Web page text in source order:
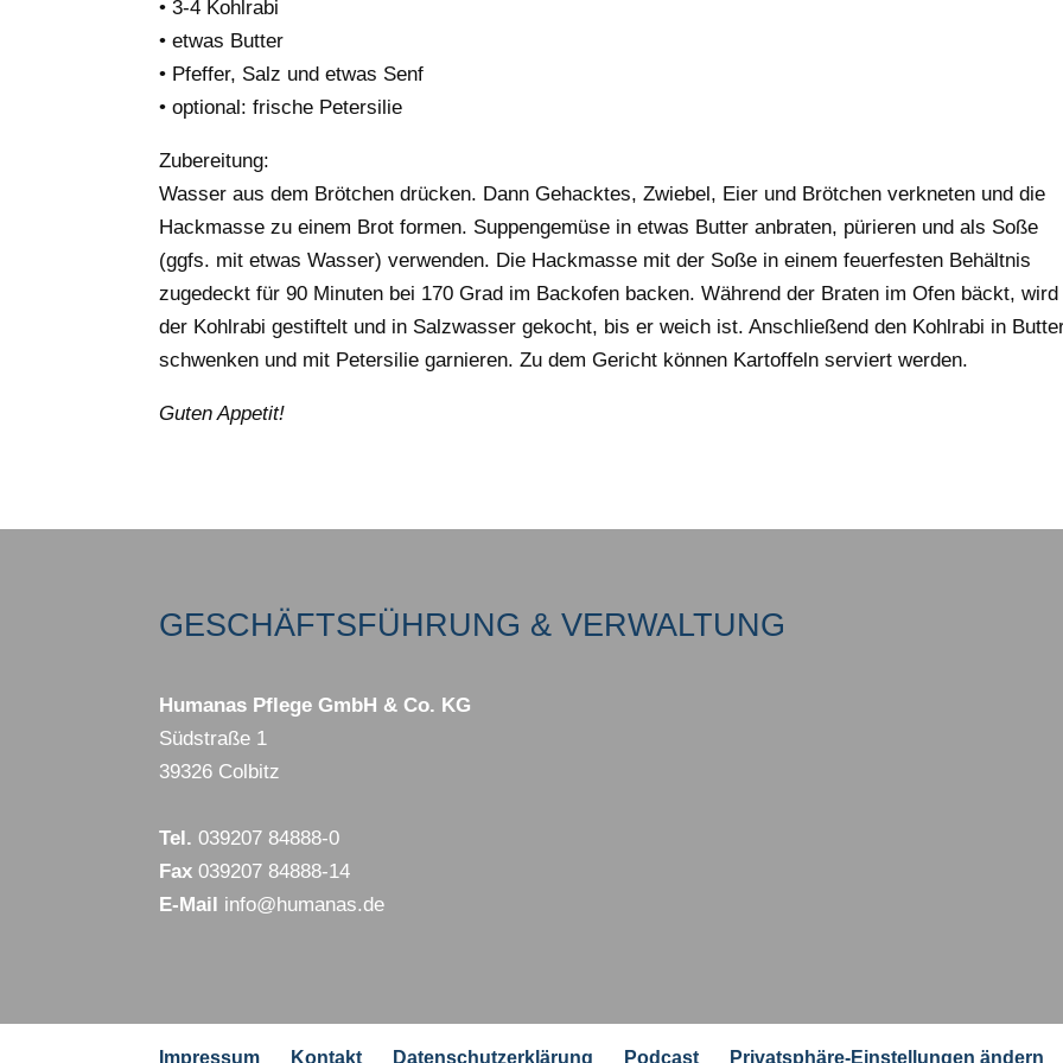
• 3-4 Kohlrabi
• etwas Butter
• Pfeffer, Salz und etwas Senf
• optional: frische Petersilie
Zubereitung:
Wasser aus dem Brötchen drücken. Dann Gehacktes, Zwiebel, Eier und Brötchen verkneten und die
Hackmasse zu einem Brot formen. Suppengemüse in etwas Butter anbraten, pürieren und als Soße
(ggfs. mit etwas Wasser) verwenden. Die Hackmasse mit der Soße in einem feuerfesten Behältnis
zugedeckt für 90 Minuten bei 170 Grad im Backofen backen. Während der Braten im Ofen bäckt, wird
der Kohlrabi gestiftelt und in Salzwasser gekocht, bis er weich ist. Anschließend den Kohlrabi in
schwenken und mit Petersilie garnieren. Zu dem Gericht können Kartoffeln serviert werden.
Guten Appetit!
GESCHÄFTSFÜHRUNG & VERWALTUNG
Humanas Pflege GmbH & Co. KG
Südstraße 1
39326 Colbitz
Tel. 039207 84888-0
Fax 039207 84888-14
E-Mail info@humanas.de
Impressum Kontakt Datenschutzerklärung Podcast Privatsphäre-Einstellungen ändern